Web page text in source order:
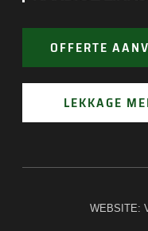
OFFERTE
LEKKAGE
WEBSITE: